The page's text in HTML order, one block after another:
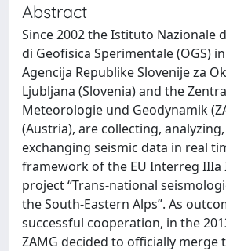
Abstract
Since 2002 the Istituto Nazionale
di Geofisica Sperimentale (OGS)
Agencija Republike Slovenije za
Ljubljana (Slovenia) and the
Meteorologie und Geodynamik
(Austria), are collecting,
exchanging seismic data in real
framework of the EU Interreg IIIa
project ‘‘Trans-national
the South-Eastern Alps’’. As
successful cooperation, in the
ZAMG decided to officially merge